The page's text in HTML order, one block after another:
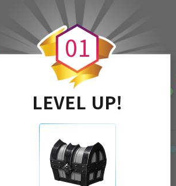
작품댓글
작품댓글
0
0
1
LEVEL UP!